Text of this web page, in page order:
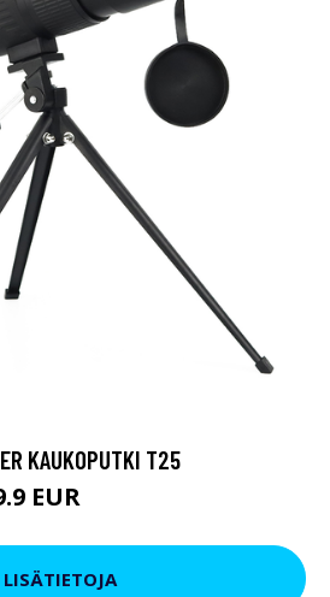
KAUKOPUTKI T25
EUR
LISÄTIETOJA